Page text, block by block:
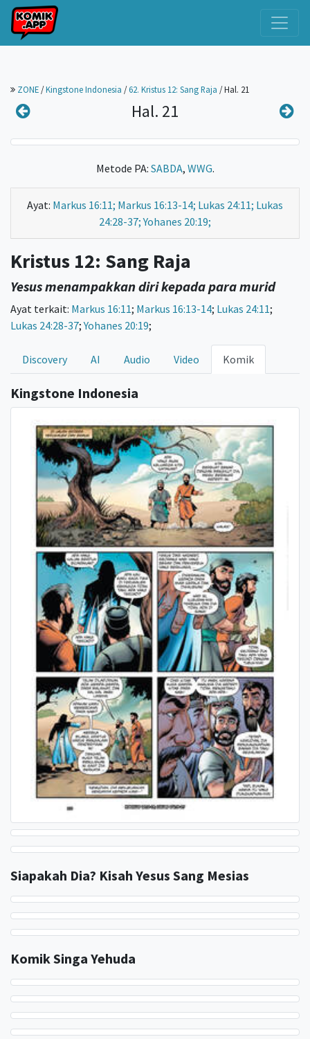
ZONE /Kingstone Indonesia /62. Kristus 12: Sang Raja /Hal. 21
Hal. 21
Metode PA: SABDA, WWG.
Ayat: Markus 16:11; Markus 16:13-14; Lukas 24:11; Lukas
24:28-37; Yohanes 20:19;
Kristus 12: Sang Raja
Yesus menampakkan diri kepada para murid
Ayat terkait: Markus 16:11; Markus 16:13-14; Lukas 24:11;
Lukas 24:28-37;Yohanes 20:19;
Discovery AI Audio Video Komik
Kingstone Indonesia
Siapakah Dia? Kisah Yesus Sang Mesias
Komik Singa Yehuda